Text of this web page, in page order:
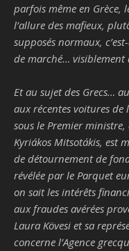
parfois même en Grèce,
l’allure des mafieux,
supposés normaux,
de marché… visiblement
Et au sujet des Grecs…
aux récentes voitures
sous le Premier
Kyriákos Mitsotákis, est
de détournement de
révélée par le Parquet
on sait les intérêts
aux fraudes avérées
Laura Kövesi et sa
concerne l’Agence